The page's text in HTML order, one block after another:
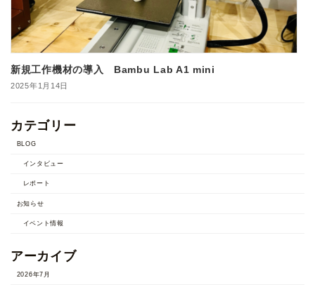
新規工作機材の導入 Bambu Lab A1 mini
2025年1月14日
カテゴリー
BLOG
インタビュー
レポート
お知らせ
イベント情報
アーカイブ
2026年7月